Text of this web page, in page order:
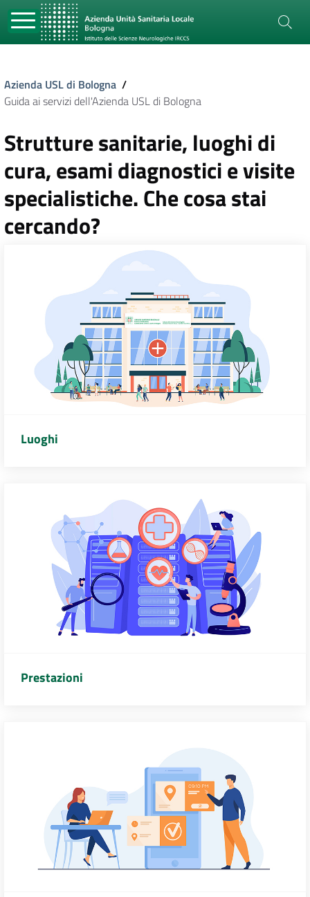
Azienda USL di Bologna /
Guida ai servizi dell'Azienda USL di Bologna
Strutture sanitarie, luoghi di
cura, esami diagnostici e visite
specialistiche. Che cosa stai
cercando?
Luoghi
Prestazioni